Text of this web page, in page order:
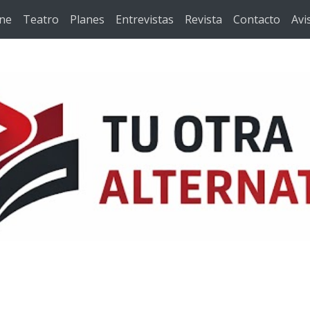
Teatro Planes Entrevistas Revista Contacto